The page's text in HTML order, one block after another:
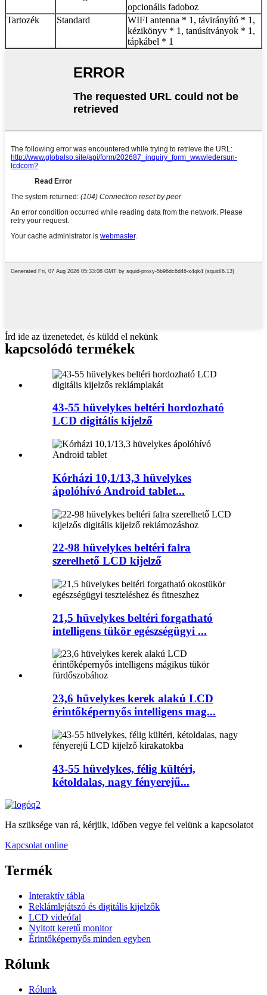
opcionális fadoboz
Tartozék
Standard
WIFI antenna * 1, távirányító * 1,
kézikönyv * 1, tanúsítványok * 1,
tápkábel * 1
Írd ide az üzenetedet, és küldd el nekünk
kapcsolódó termékek
43-55 hüvelykes beltéri hordozható
LCD digitális kijelző
Kórházi 10,1/13,3 hüvelykes
ápolóhívó Android tablet...
22-98 hüvelykes beltéri falra
szerelhető LCD kijelző
21,5 hüvelykes beltéri forgatható
intelligens tükör egészségügyi ...
23,6 hüvelykes kerek alakú LCD
érintőképernyős intelligens mag...
43-55 hüvelykes, félig kültéri,
kétoldalas, nagy fényerejű...
Ha szüksége van rá, kérjük, időben vegye fel velünk a kapcsolatot
Kapcsolat online
Termék
Interaktív tábla
Reklámlejátszó és digitális kijelzők
LCD videófal
Nyitott keretű monitor
Érintőképernyős minden egyben
Rólunk
Rólunk